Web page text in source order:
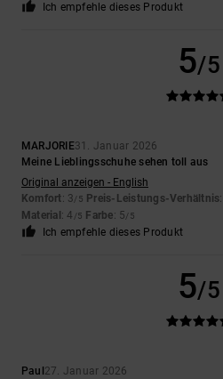
Ich empfehle dieses Produkt
5/5
MARJORIE31. Januar 2026
Meine Lieblingsschuhe sehen toll aus
Original anzeigen - English
Komfort: 3/5 Preis-Leistungs-Verhältnis
Material : 4 /5 Farbe: 5/5
Ich empfehle dieses Produkt
5/5
Paul 27. Januar 2026